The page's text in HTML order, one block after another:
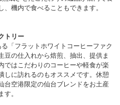
機内で食べることもできます。
トリー
「フラットホワイトコーヒーファク
豆の仕入れから焙煎、抽出、提供ま
ではこだわりのコーヒーや軽食が楽
しに訪れるのもオススメです。休憩
台空港限定の仙台ブレンドをお土産
。